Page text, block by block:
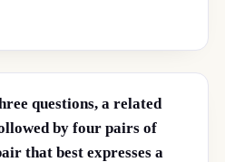
questions, a related
by four pairs of
that best expresses a